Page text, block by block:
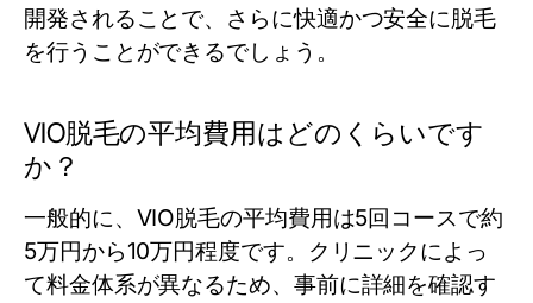
開発されることで、さらに快適かつ安全に脱毛
を行うことができるでしょう。
VIO脱毛の平均費用はどのくらいです
か？
一般的に、VIO脱毛の平均費用は5回コースで約
5万円から10万円程度です。クリニックによっ
て料金体系が異なるため、事前に詳細を確認す